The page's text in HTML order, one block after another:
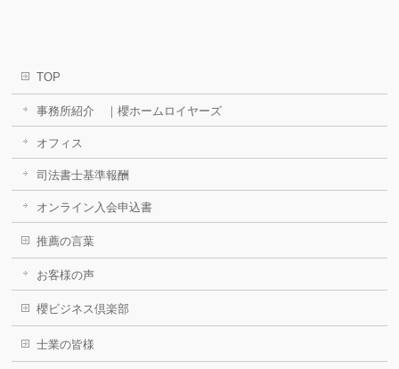
TOP
事務所紹介 ｜櫻ホームロイヤーズ
オフィス
司法書士基準報酬
オンライン入会申込書
推薦の言葉
お客様の声
櫻ビジネス倶楽部
士業の皆様